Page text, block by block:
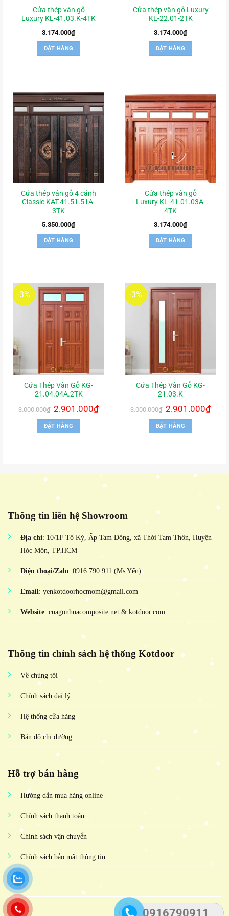
0916790911
Cửa thép vân gỗ
Luxury KL-41.03.K-4TK
3.174.000₫
ĐẶT HÀNG
Cửa thép vân gỗ Luxury
KL-22.01-2TK
3.174.000₫
ĐẶT HÀNG
Cửa thép vân gỗ 4 cánh
Classic KAT-41.51.51A-
3TK
5.350.000₫
ĐẶT HÀNG
Cửa thép vân gỗ
Luxury KL-41.01.03A-
4TK
3.174.000₫
ĐẶT HÀNG
-3%
Cửa Thép Vân Gỗ KG-
21.04.04A.2TK
3.000.000₫ Giá
gốc
là:
3.000.000₫.
2.901.000₫Giá
ĐẶT HÀNG
-3%
Cửa Thép Vân Gỗ KG-
21.03.K
3.000.000₫ Giá
gốc
là:
3.000.000₫.
2.901.000₫Giá
ĐẶT HÀNG
Thông tin liên hệ Showroom
Địa chỉ: 10/1F Tô Ký, Ấp Tam Đông, xã Thới Tam Thôn, Huyện
Hóc Môn, TP.HCM
Điện thoại/Zalo: 0916.790.911 (Ms Yến)
Email: yenkotdoorhocmom@gmail.com
Website: cuagonhuacomposite.net & kotdoor.com
Thông tin chính sách hệ thống Kotdoor
Về chúng tôi
Chính sách đại lý
Hệ thống cửa hàng
Bản đồ chỉ đường
Hỗ trợ bán hàng
Hướng dẫn mua hàng online
Chính sách thanh toán
Chính sách vận chuyển
Chính sách bảo mật thông tin